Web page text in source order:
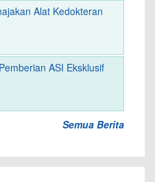
Alat Kedokteran
ASI Eksklusif
Semua Berita